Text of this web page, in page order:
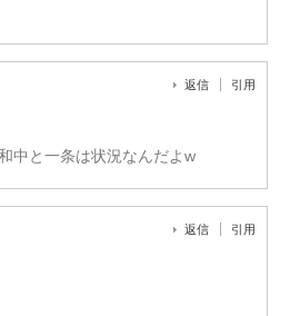
返信 引用
中と一条は状況なんだよw
返信 引用